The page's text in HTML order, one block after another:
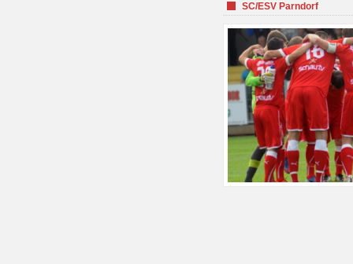
SC/ESV Parndorf